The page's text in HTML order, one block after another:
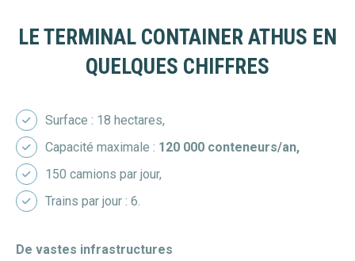
LE TERMINAL CONTAINER ATHUS EN
QUELQUES CHIFFRES
Surface : 18 hectares,
Capacité maximale : 120 000 conteneurs/an,
150 camions par jour,
Trains par jour : 6.
De vastes infrastructures